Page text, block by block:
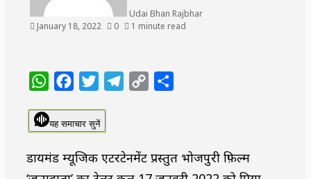
Udai Bhan Rajbhar
January 18, 2022
0 1 minute read
WhatsAppFacebookTwitterTelegram
Copy
यह समाचार सुनें
डायमंड म्यूजिक एंटरटेनमेंट प्रस्तुत भोजपुरी फ़िल्म